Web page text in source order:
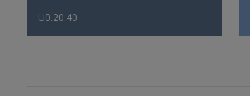
U0.20.40